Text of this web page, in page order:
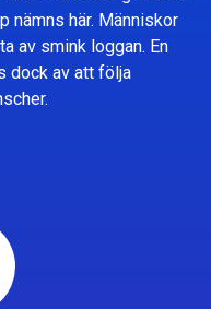
nämns här. Människor
av smink loggan. En
dock av att följa